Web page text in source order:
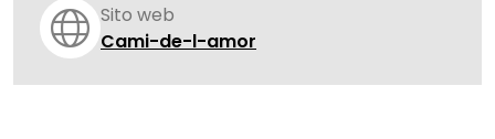
Sito web
Cami-de-l-amor